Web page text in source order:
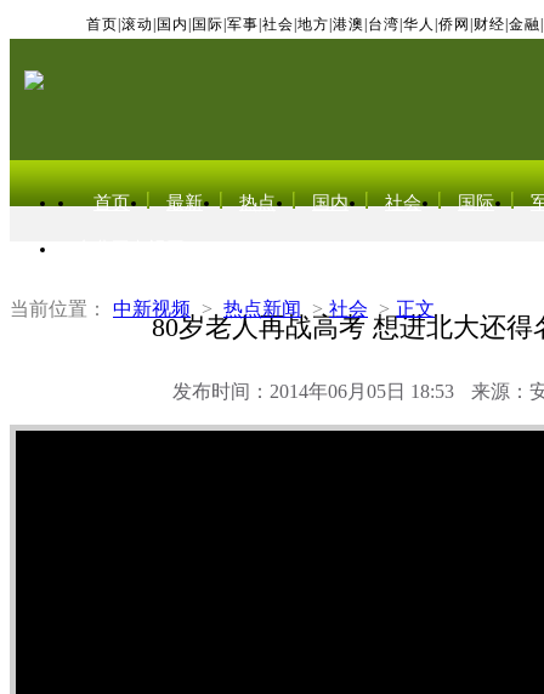
首页 滚动 国内 国际 军事 社会 地方 港澳 台湾 华人 侨网 财经 金融
首页 最新 热点 国内 社会 国际
当前位置： 中新视频 > 热点新闻 > 社会 > 正文
80岁老人再战高考 想进北大还得
发布时间：2014年06月05日 18:53 来源：